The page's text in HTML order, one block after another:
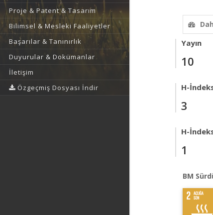
Proje & Patent & Tasarım
Bilimsel & Mesleki Faaliyetler
Başarılar & Tanınırlık
Duyurular & Dokümanlar
İletişim
Özgeçmiş Dosyası İndir
Yayın
10
H-
3
H-
1
BM